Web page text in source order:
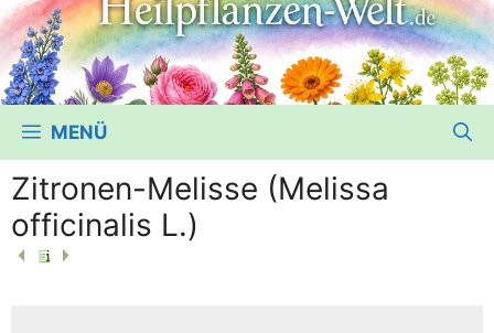
MENÜ
Zitronen-Melisse (Melissa
officinalis L.)